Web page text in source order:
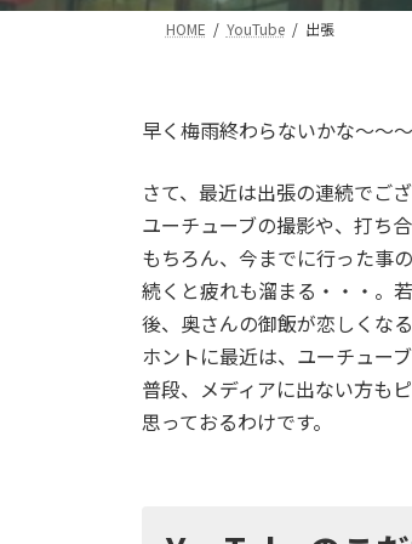
HOME YouTube 出張
早く梅雨終わらないかな～～～
さて、最近は出張の連続でござ
ユーチューブの撮影や、打ち
もちろん、今までに行った事
続くと疲れも溜まる・・・。若
後、奥さんの御飯が恋しくなる
ホントに最近は、ユーチュー
普段、メディアに出ない方も
思っておるわけです。